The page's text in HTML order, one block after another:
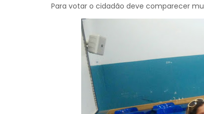
Para votar o cidadão deve comparecer